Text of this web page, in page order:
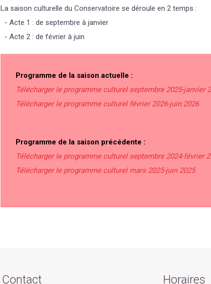
La saison culturelle du Conservatoire se déroule en 2 temps :
- Acte 1 : de septembre à janvier
- Acte 2 : de février à juin
Programme de la saison actuelle :
Télécharger le programme culturel septembre 2025-janvier
Télécharger le programme culturel février 2026-juin 2026
Programme de la saison précédente :
Télécharger le programme culturel septembre 2024-février
Télécharger le programme culturel mars 2025-juin 2025
Contact Horaires